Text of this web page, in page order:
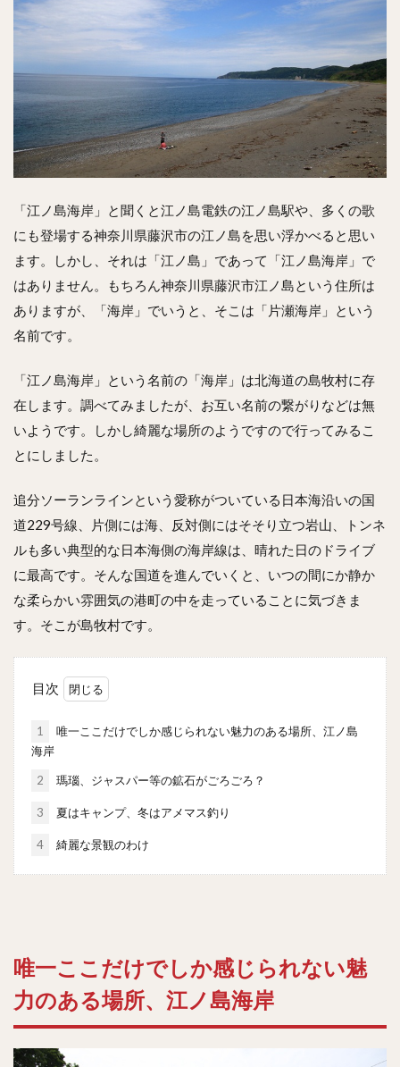
「江ノ島海岸」と聞くと江ノ島電鉄の江ノ島駅や、多くの歌
にも登場する神奈川県藤沢市の江ノ島を思い浮かべると思い
ます。しかし、それは「江ノ島」であって「江ノ島海岸」で
はありません。もちろん神奈川県藤沢市江ノ島という住所は
ありますが、「海岸」でいうと、そこは「片瀬海岸」という
名前です。
「江ノ島海岸」という名前の「海岸」は北海道の島牧村に存
在します。調べてみましたが、お互い名前の繋がりなどは無
いようです。しかし綺麗な場所のようですので行ってみるこ
とにしました。
追分ソーランラインという愛称がついている日本海沿いの国
道229号線、片側には海、反対側にはそそり立つ岩山、トンネ
ルも多い典型的な日本海側の海岸線は、晴れた日のドライブ
に最高です。そんな国道を進んでいくと、いつの間にか静か
な柔らかい雰囲気の港町の中を走っていることに気づきま
す。そこが島牧村です。
目次
1
唯一ここだけでしか感じられない魅力のある場所、江ノ島
海岸
2 瑪瑙、ジャスパー等の鉱石がごろごろ？
3 夏はキャンプ、冬はアメマス釣り
4 綺麗な景観のわけ
唯一ここだけでしか感じられない魅
力のある場所、江ノ島海岸